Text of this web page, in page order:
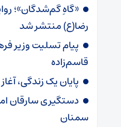
«گاهِ گم‌شدگان»؛
رضا(ع) منتشر شد
پیام تسلیت وزیر
قاسم‌زاده
پایان یک زندگی،
دستگیری سارقان
سمنان